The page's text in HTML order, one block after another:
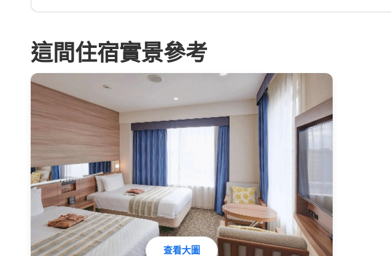
這間住宿實景參考
查看大圖